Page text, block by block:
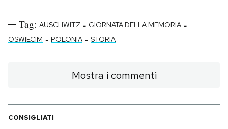
Tag: AUSCHWITZ - GIORNATA DELLA MEMORIA -
OSWIECIM - POLONIA - STORIA
Mostra i commenti
CONSIGLIATI